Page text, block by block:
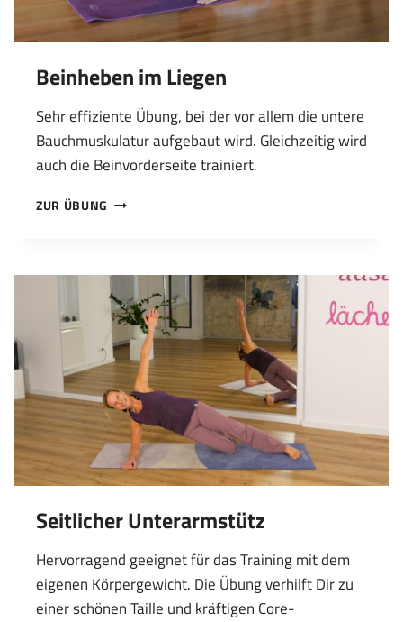
Beinheben im Liegen
Sehr effiziente Übung, bei der vor allem die untere
Bauchmuskulatur aufgebaut wird. Gleichzeitig wird
auch die Beinvorderseite trainiert.
ZUR ÜBUNG BEINHEBEN
Seitlicher Unterarmstütz
Hervorragend geeignet für das Training mit dem
eigenen Körpergewicht. Die Übung verhilft Dir zu
einer schönen Taille und kräftigen Core-